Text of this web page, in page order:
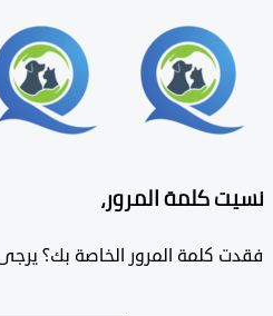
نسيت كلمة المرور،
فقدت كلمة المرور الخاصة بك؟ يرجى